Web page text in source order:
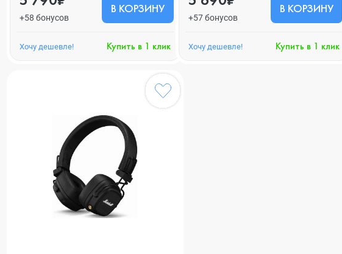
+58 бонусов
В КОРЗИНУ
Хочу дешевле! Купить в 1 клик
+57 бонусов
В КОРЗИНУ
Хочу дешевле! Купить в 1 клик